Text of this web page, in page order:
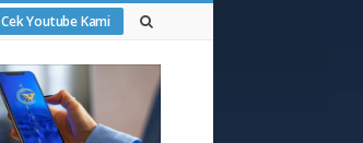
Cek Youtube Kami